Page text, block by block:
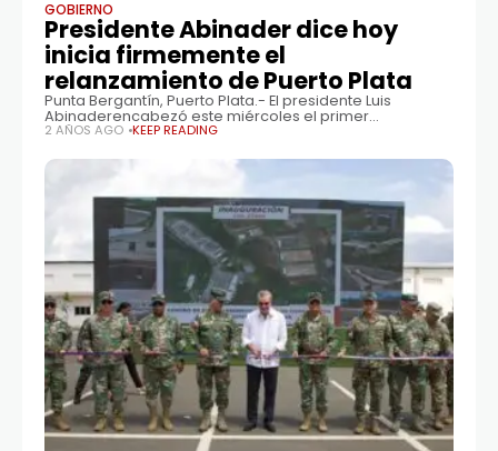
GOBIERNO
Presidente Abinader dice hoy
inicia firmemente el
relanzamiento de Puerto Plata
Punta Bergantín, Puerto Plata.- El presidente Luis
Abinaderencabezó este miércoles el primer
palazo que marca el inicio de la construcción del
Zilara, donde aseguró que
2 AÑOS AGO KEEP READING